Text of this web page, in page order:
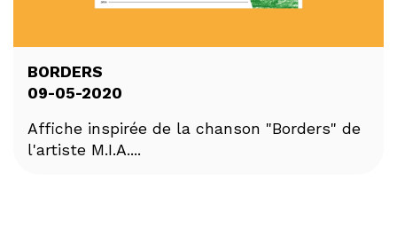
BORDERS
09-05-2020
Affiche inspirée de la chanson "Borders" de
l'artiste M.I.A....